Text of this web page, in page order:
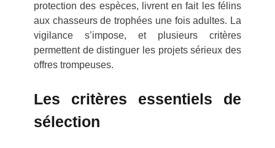
protection des espèces, livrent en fait les félins
aux chasseurs de trophées une fois adultes. La
vigilance s’impose, et plusieurs critères
permettent de distinguer les projets sérieux des
offres trompeuses.
Les critères essentiels de
sélection